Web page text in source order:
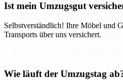
Ist mein Umzugsgut
Selbstverständlich! Ihre Möbel und
Transports über uns versichert.
Wie läuft der Umzugstag